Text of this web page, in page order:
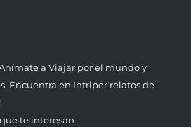
a Viajar por el mundo y
Encuentra en Intriper relatos de
te interesan.